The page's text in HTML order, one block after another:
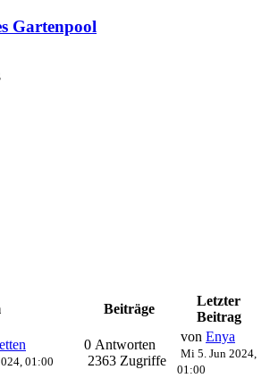
Gartenpool
Beiträge
Letzter
Beitrag
01:00
0 Antworten
2363 Zugriffe
von Enya
Mi 5. Jun 2024,
01:00